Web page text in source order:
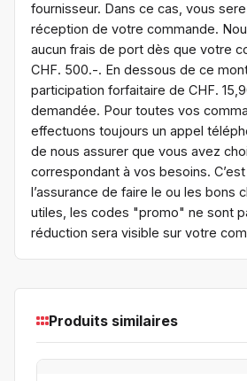
fournisseur. Dans ce cas, vous
réception de votre commande.
aucun frais de port dès que votre
CHF. 500.-. En dessous de ce
participation forfaitaire de CHF.
demandée. Pour toutes vos
effectuons toujours un appel
de nous assurer que vous avez
correspondant à vos besoins.
l’assurance de faire le ou les bons
utiles, les codes "promo" ne sont
réduction sera visible sur votre
Produits similaires